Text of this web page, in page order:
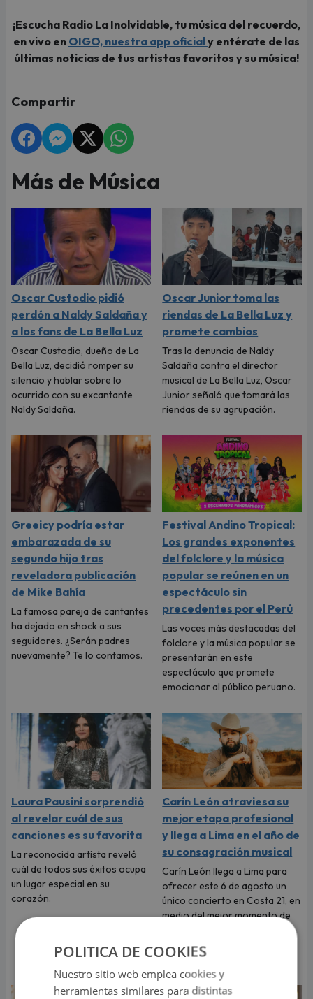
¡Escucha Radio La Inolvidable, tu música del recuerdo,
en vivo en OIGO, nuestra app oficialy entérate de las
últimas noticias de tus artistas favoritos y su música!
Compartir
Más de Música
Oscar Custodio pidió
perdón a Naldy Saldaña y
a los fans de La Bella Luz
Oscar Custodio, dueño de La
Bella Luz, decidió romper su
silencio y hablar sobre lo
ocurrido con su excantante
Naldy Saldaña.
Oscar Junior toma las
riendas de La Bella Luz y
promete cambios
Tras la denuncia de Naldy
Saldaña contra el director
musical de La Bella Luz, Oscar
Junior señaló que tomará las
riendas de su agrupación.
Greeicy podría estar
embarazada de su
segundo hijo tras
reveladora publicación
de Mike Bahía
La famosa pareja de cantantes
ha dejado en shock a sus
seguidores. ¿Serán padres
nuevamente? Te lo contamos.
Festival Andino Tropical:
Los grandes exponentes
del folclore y la música
popular se reúnen en un
espectáculo sin
precedentes por el Perú
Las voces más destacadas del
folclore y la música popular se
presentarán en este
espectáculo que promete
emocionar al público peruano.
Laura Pausini sorprendió
al revelar cuál de sus
canciones es su favorita
La reconocida artista reveló
cuál de todos sus éxitos ocupa
un lugar especial en su
corazón.
Carín León atraviesa su
mejor etapa profesional
y llega a Lima en el año de
su consagración musical
Carín León llega a Lima para
ofrecer este 6 de agosto un
único concierto en Costa 21, en
medio del mejor momento de
entradas disponibles en
Teleticket.
POLITICA DE COOKIES
Nuestro sitio web emplea cookies y
herramientas similares para distintas